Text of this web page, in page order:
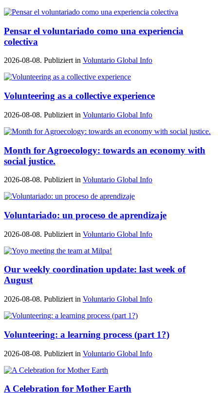
Pensar el voluntariado como una experiencia
colectiva
2026-08-08. Publiziert in Voluntario Global Info
Volunteering as a collective experience
2026-08-08. Publiziert in Voluntario Global Info
Month for Agroecology: towards an economy with
social justice.
2026-08-08. Publiziert in Voluntario Global Info
Voluntariado: un proceso de aprendizaje
2026-08-08. Publiziert in Voluntario Global Info
Our weekly coordination update: last week of
August
2026-08-08. Publiziert in Voluntario Global Info
Volunteering: a learning process (part 1?)
2026-08-08. Publiziert in Voluntario Global Info
A Celebration for Mother Earth